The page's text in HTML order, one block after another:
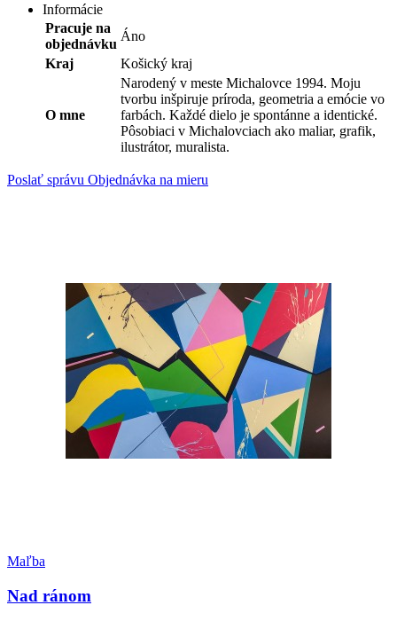
Informácie
Pracuje na
objednávku
Áno
Kraj
Košický kraj
O mne
Narodený v meste Michalovce 1994. Moju
tvorbu inšpiruje príroda, geometria a emócie vo
farbách. Každé dielo je spontánne a identické.
Pôsobiaci v Michalovciach ako maliar, grafik,
ilustrátor, muralista.
Poslať správu Objednávka na mieru
Maľba
Nad ránom